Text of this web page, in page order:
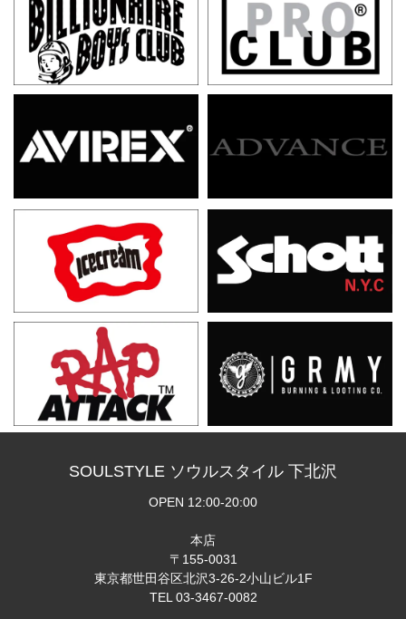
SOULSTYLE ソウルスタイル 下北沢
OPEN 12:00-20:00
本店
〒155-0031
東京都世田谷区北沢3-26-2小山ビル1F
TEL 03-3467-0082